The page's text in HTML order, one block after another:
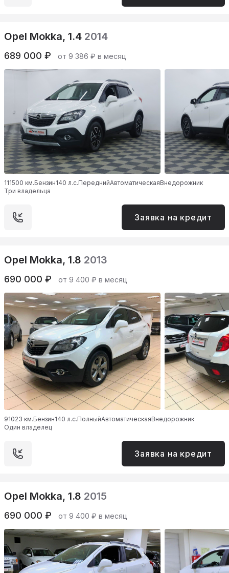
Opel Mokka, 1.4 2014
689 000 ₽ от 9 386 ₽ в месяц
111500 км.Бензин140 л.с.ПереднийАвтоматическаяВнедорожник
Три владельца
Заявка на кредит
Opel Mokka, 1.8 2013
690 000 ₽ от 9 400 ₽ в месяц
91023 км.Бензин140 л.с.ПолныйАвтоматическаяВнедорожник
Один владелец
Заявка на кредит
Opel Mokka, 1.8 2015
690 000 ₽ от 9 400 ₽ в месяц